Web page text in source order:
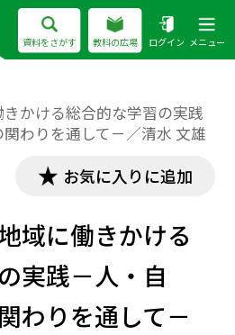
資料をさがす 教科の広場 ログイン メニュー
かける総合的な学習の実践
わりを通して－／清水 文雄
お気に入りに追加
域に働きかける
実践－人・自
わりを通して－